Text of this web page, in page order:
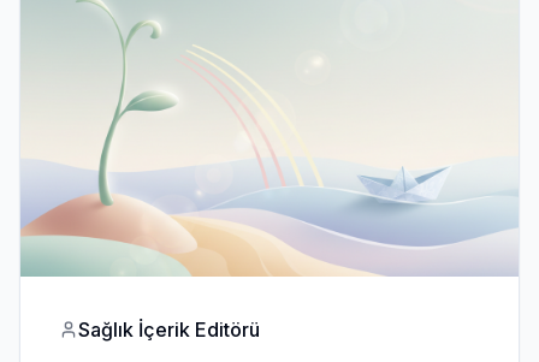
Sağlık İçerik Editörü